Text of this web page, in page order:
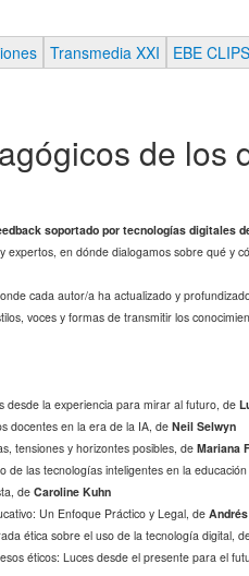
Transmedia XXI EBE CLIPS
de los
soportado por tecnologías digitales
en dónde dialogamos sobre qué y
cada autor/a ha actualizado y
voces y formas de transmitir los
desde la experiencia para mirar al futuro, de
docentes en la era de la IA, de Neil Selwyn
tensiones y horizontes posibles, de Mariana
de las tecnologías inteligentes en la
de Caroline Kuhn
Un Enfoque Práctico y Legal, de
ética sobre el uso de la tecnología digital,
éticos: Luces desde el presente para el